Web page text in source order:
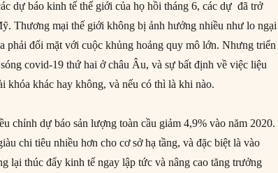
dự báo kinh tế thế giới của họ hồi tháng 6, các dự đã trở
Thương mại thế giới không bị ảnh hưởng nhiều như lo ngại
phải đối mặt với cuộc khủng hoảng quy mô lớn. Nhưng triển
covid-19 thứ hai ở châu Âu, và sự bất định về việc liệu
khóa khác hay không, và nếu có thì là khi nào.
chỉnh dự báo sản lượng toàn cầu giảm 4,9% vào năm 2020.
chi tiêu nhiều hơn cho cơ sở hạ tầng, và đặc biệt là vào
lại thúc đẩy kinh tế ngay lập tức và nâng cao tăng trưởng